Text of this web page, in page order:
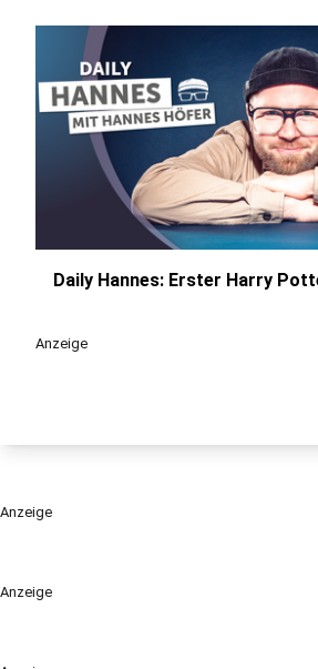
Anzeige
Daily Hannes: Erster Harry
Anzeige
Anzeige